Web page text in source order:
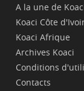
A la une de
Koaci Côte
Koaci Afrique
Archives Koaci
Conditions
Contacts